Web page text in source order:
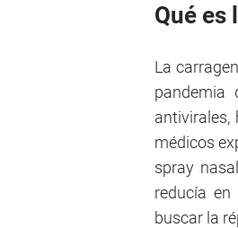
Qué es
La
pandemia
antivirales,
médicos
spray
reducía
buscar la